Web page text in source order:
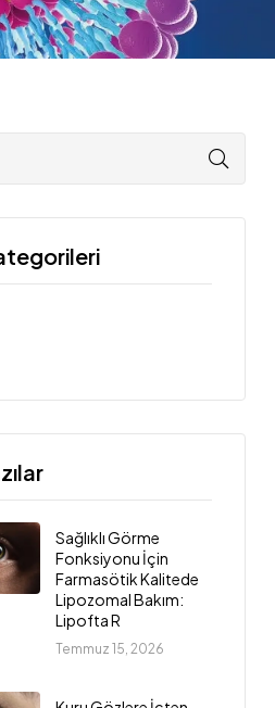
Sağlıklı Görme
Fonksiyonu İçin
Farmasötik Kalitede
Lipozomal Bakım:
Lipofta R
Temmuz 15, 2026